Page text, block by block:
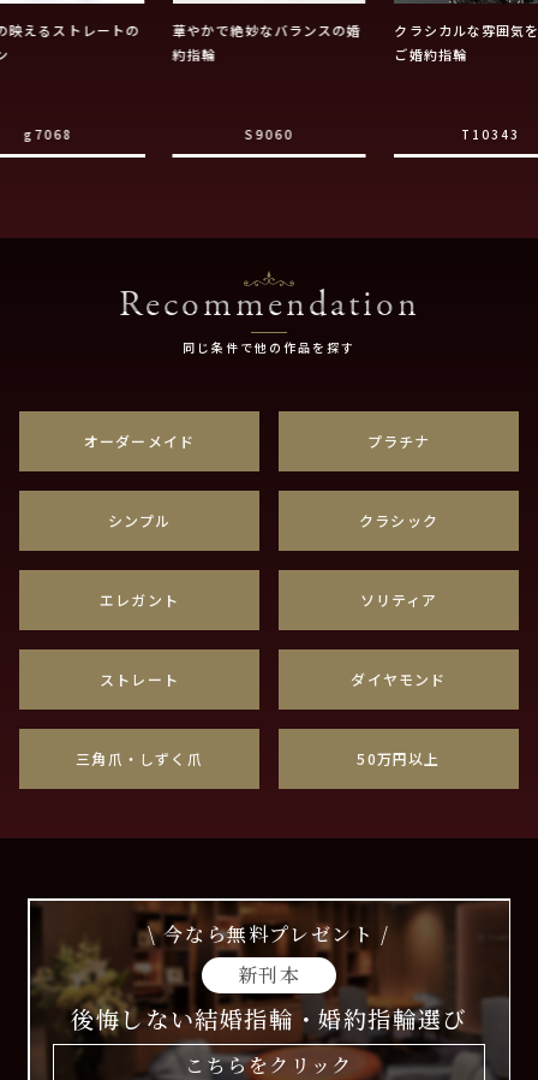
映えるストレートの
g7068
華やかで絶妙なバランスの婚
約指輪
S9060
クラシカルな雰囲気
ご婚約指輪
T10343
Recommendation
同じ条件で他の作品を探す
オーダーメイド プラチナ
シンプル クラシック
エレガント ソリティア
ストレート ダイヤモンド
三角爪・しずく爪 50万円以上
\ 今なら無料プレゼント /
新刊本
後悔しない結婚指輪・婚約指輪選び
こちらをクリック